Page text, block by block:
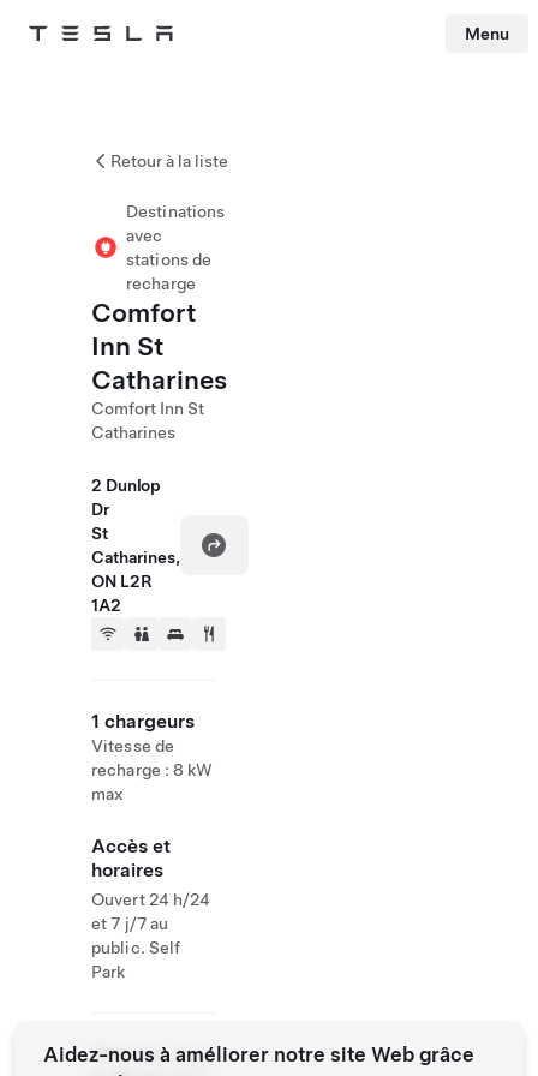
Tesla Menu
Retour à la liste
Destinations
avec
stations de
recharge
Comfort
Inn St
Catharines
Comfort Inn St
Catharines
2 Dunlop
Dr
St
Catharines,
ON L2R
1A2
1 chargeurs
Vitesse de
recharge : 8 kW
max
Accès et
horaires
Ouvert 24 h/24
et 7 j/7 au
public. Self
Park
Website (905)
Aidez-nous à améliorer notre site Web grâce